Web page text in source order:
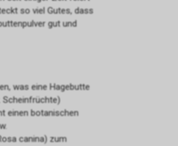
so viel Gutes, dass
gut und
was eine Hagebutte
Scheinfrüchte)
einen botanischen
canina) zum